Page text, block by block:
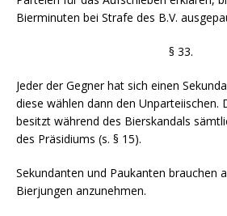
Bierminuten bei Strafe des B.V.
§ 33.
Jeder der Gegner hat sich einen
diese wählen dann den Unparteiischen.
besitzt während des Bierskandals
des Präsidiums (s. § 15).
Sekundanten und Paukanten brauchen
Bierjungen anzunehmen.